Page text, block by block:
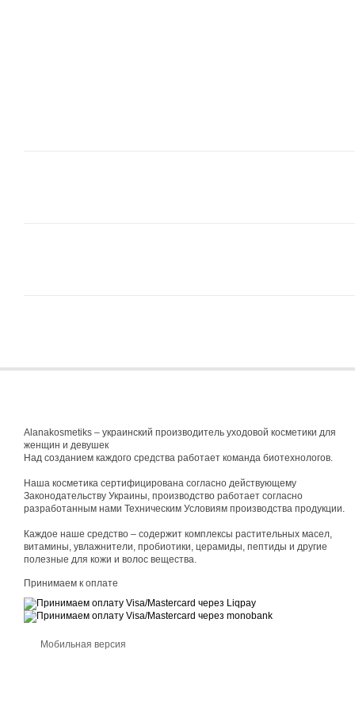
Alanakosmetiks – украинский производитель уходовой косметики для
женщин и девушек
Над созданием каждого средства работает команда биотехнологов.
Наша косметика сертифицирована согласно действующему
Законодательству Украины, производство работает согласно
разработанным нами Техническим Условиям производства продукции.
Каждое наше средство – содержит комплексы растительных масел,
витамины, увлажнители, пробиотики, церамиды, пептиды и другие
полезные для кожи и волос вещества.
Принимаем к оплате
Мобильная версия